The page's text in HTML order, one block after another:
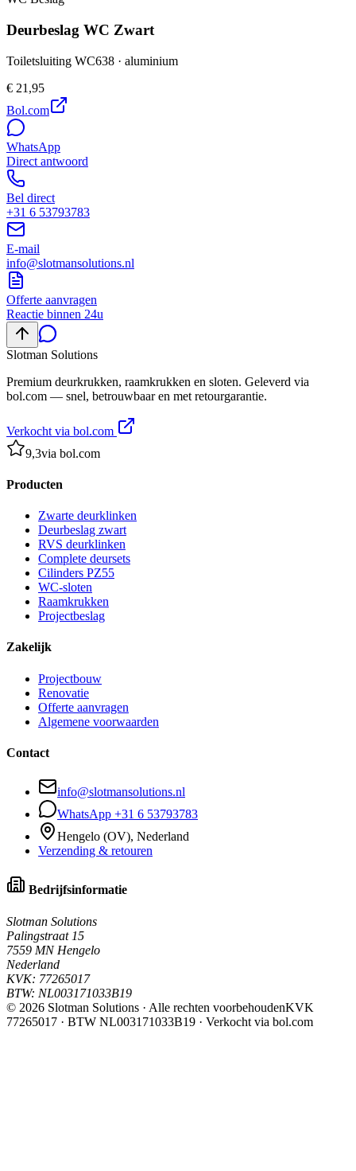
Deurbeslag WC Zwart
Toiletsluiting WC638 · aluminium
€ 21,95
Bol.com
WhatsApp
Direct antwoord
Bel direct
+31 6 53793783
E-mail
info@slotmansolutions.nl
Offerte aanvragen
Reactie binnen 24u
Slotman Solutions
Premium deurkrukken, raamkrukken en sloten. Geleverd via
bol.com — snel, betrouwbaar en met retourgarantie.
Verkocht via bol.com
9,3via bol.com
Producten
Zwarte deurklinken
Deurbeslag zwart
RVS deurklinken
Complete deursets
Cilinders PZ55
WC-sloten
Raamkrukken
Projectbeslag
Zakelijk
Projectbouw
Renovatie
Offerte aanvragen
Algemene voorwaarden
Contact
info@slotmansolutions.nl
WhatsApp +31 6 53793783
Hengelo (OV), Nederland
Verzending & retouren
Bedrijfsinformatie
Slotman Solutions
Palingstraat 15
7559 MN Hengelo
Nederland
KVK: 77265017
BTW: NL003171033B19
© 2026 Slotman Solutions · Alle rechten voorbehoudenKVK
77265017 · BTW NL003171033B19 · Verkocht via bol.com